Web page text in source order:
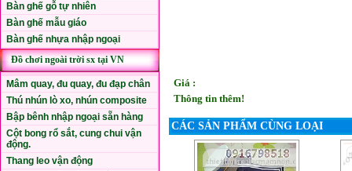
Bàn ghế gỗ tự nhiên
Bàn ghế mẫu giáo
Bàn ghế nhựa nhập ngoại
Đồ chơi ngoài trời sx tại VN
Mâm quay, đu quay, đu đạp chân
Thú nhún lò xo, nhún composite
Bập bênh nhập ngoại sẵn hàng
Cột bong rổ sắt, cung chui vận
động.
Thang leo vận động
Giá :
Thông tin thêm!
CÁC SẢN PHẨM CÙNG LOẠI